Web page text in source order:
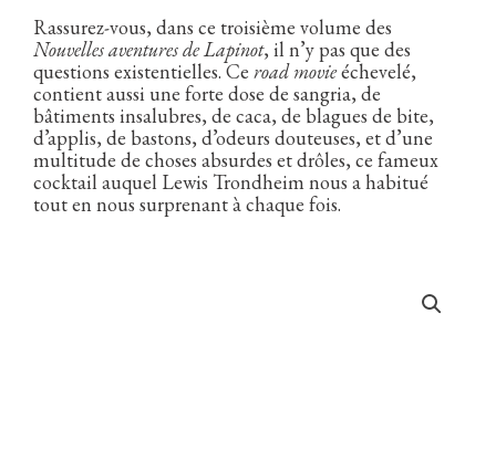
Rassurez-vous, dans ce troisième volume des
Nouvelles aventures de Lapinot, il n’y pas que des
questions existentielles. Ce road movieéchevelé,
contient aussi une forte dose de sangria, de
bâtiments insalubres, de caca, de blagues de bite,
d’applis, de bastons, d’odeurs douteuses, et d’une
multitude de choses absurdes et drôles, ce fameux
cocktail auquel Lewis Trondheim nous a habitué
tout en nous surprenant à chaque fois.